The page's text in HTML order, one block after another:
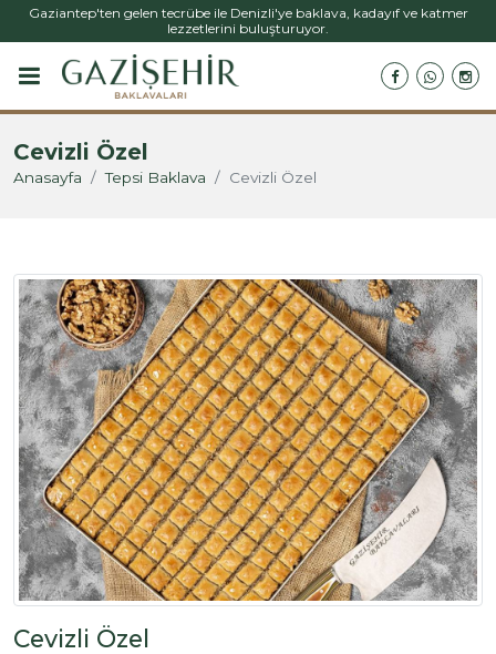
Gaziantep'ten gelen tecrübe ile Denizli'ye baklava, kadayıf ve katmer
lezzetlerini buluşturuyor.
Cevizli Özel
Anasayfa Tepsi Baklava Cevizli Özel
Cevizli Özel